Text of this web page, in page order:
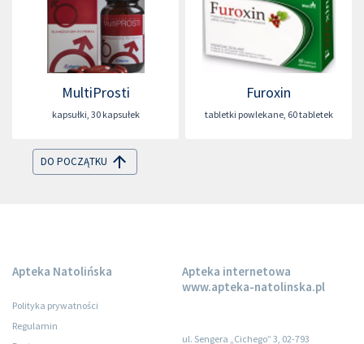
MultiProsti
kapsułki, 30 kapsułek
Furoxin
tabletki powlekane, 60 tabletek
DO POCZĄTKU
Apteka Natolińska
Polityka prywatności
Regulamin
Apteka internetowa
www.apteka-natolinska.pl
ul. Sengera „Cichego” 3, 02-793